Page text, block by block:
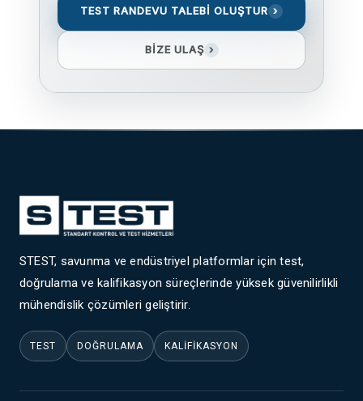
TEST RANDEVU TALEBİ OLUŞTUR ›
BİZE ULAŞ ›
STEST, savunma ve endüstriyel platformlar için test,
doğrulama ve kalifikasyon süreçlerinde yüksek güvenilirlikli
mühendislik çözümleri geliştirir.
TEST DOĞRULAMA KALIFIKASYON